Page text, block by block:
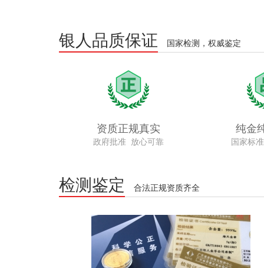
银人品质保证 国家检测，权威鉴定
资质正规真实
政府批准 放心可靠
纯金
国家标
检测鉴定 合法正规资质齐全